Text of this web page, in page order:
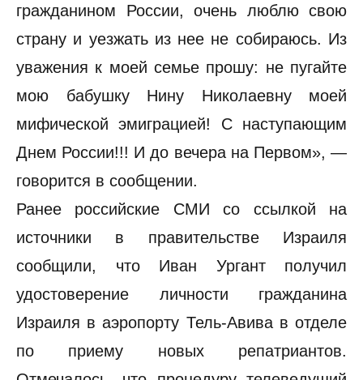
гражданином России, очень люблю свою
страну и уезжать из нее не собираюсь. Из
уважения к моей семье прошу: не пугайте
мою бабушку Нину Николаевну моей
мифической эмиграцией! С наступающим
Днем России!!! И до вечера на Первом», —
говорится в сообщении.
Ранее российские СМИ со ссылкой на
источники в правительстве Израиля
сообщили, что Иван Ургант получил
удостоверение личности гражданина
Израиля в аэропорту Тель-Авива в отделе
по приему новых репатриантов.